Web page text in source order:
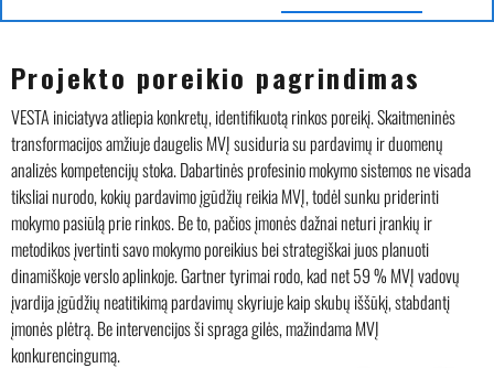
Projekto poreikio pagrindimas
VESTA iniciatyva atliepia konkretų, identifikuotą rinkos poreikį. Skaitmeninės
transformacijos amžiuje daugelis MVĮ susiduria su pardavimų ir duomenų
analizės kompetencijų stoka. Dabartinės profesinio mokymo sistemos ne visada
tiksliai nurodo, kokių pardavimo įgūdžių reikia MVĮ, todėl sunku priderinti
mokymo pasiūlą prie rinkos. Be to, pačios įmonės dažnai neturi įrankių ir
metodikos įvertinti savo mokymo poreikius bei strategiškai juos planuoti
dinamiškoje verslo aplinkoje. Gartner tyrimai rodo, kad net 59 % MVĮ vadovų
įvardija įgūdžių neatitikimą pardavimų skyriuje kaip skubų iššūkį, stabdantį
įmonės plėtrą. Be intervencijos ši spraga gilės, mažindama MVĮ
konkurencingumą.